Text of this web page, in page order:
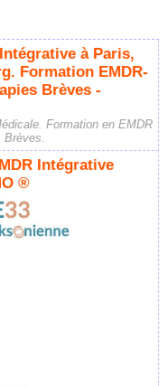
à Paris,
Formation EMDR-
Brèves -
Formation en EMDR
Brèves.
Intégrative
®